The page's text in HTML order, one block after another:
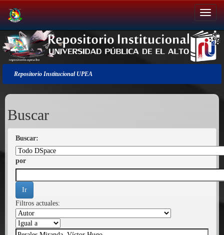
Salir
de
la
navegación
Repositorio Institucional UPEA
Buscar
Buscar:
por
Filtros actuales: